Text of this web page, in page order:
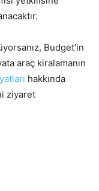
Budget’in
araç kiralamanın
hakkında
ziyaret